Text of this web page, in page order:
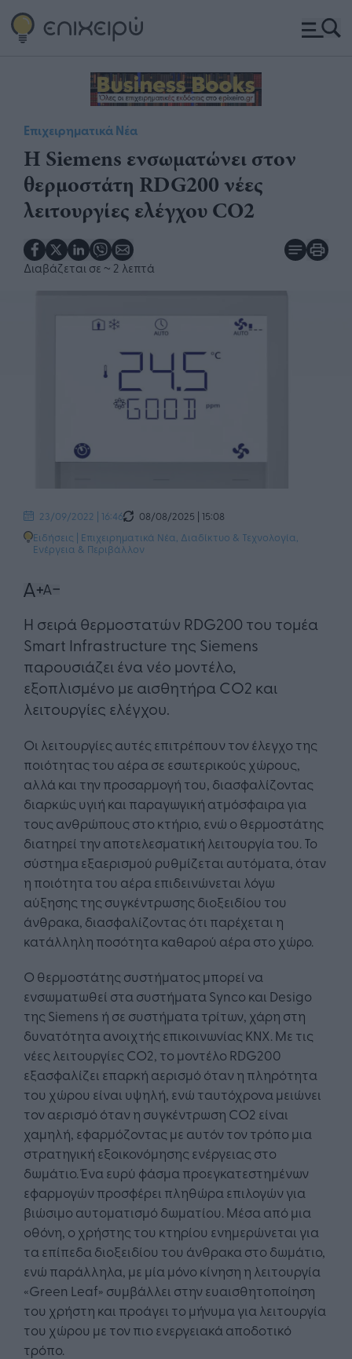
Επιχειρηματικά Νέα
Η Siemens ενσωματώνει στον
θερμοστάτη RDG200 νέες
λειτουργίες ελέγχου CO2
Διαβάζεται σε ~ 2 λεπτά
23/09/2022 | 16:46
08/08/2025 | 15:08
Ειδήσεις | Επιχειρηματικά Νέα Διαδίκτυο & Τεχνολογία
Ενέργεια & Περιβάλλον
Η σειρά θερμοστατών RDG200 του τομέα
Smart Infrastructure της Siemens
παρουσιάζει ένα νέο μοντέλο,
εξοπλισμένο με αισθητήρα CO2 και
λειτουργίες ελέγχου.
Οι λειτουργίες αυτές επιτρέπουν τον έλεγχο της
ποιότητας του αέρα σε εσωτερικούς χώρους,
αλλά και την προσαρμογή του, διασφαλίζοντας
διαρκώς υγιή και παραγωγική ατμόσφαιρα για
τους ανθρώπους στο κτήριο, ενώ ο θερμοστάτης
διατηρεί την αποτελεσματική λειτουργία του. Το
σύστημα εξαερισμού ρυθμίζεται αυτόματα, όταν
η ποιότητα του αέρα επιδεινώνεται λόγω
αύξησης της συγκέντρωσης διοξειδίου του
άνθρακα, διασφαλίζοντας ότι παρέχεται η
κατάλληλη ποσότητα καθαρού αέρα στο χώρο.
Ο θερμοστάτης συστήματος μπορεί να
ενσωματωθεί στα συστήματα Synco και Desigo
της Siemens ή σε συστήματα τρίτων, χάρη στη
δυνατότητα ανοιχτής επικοινωνίας KNX. Με τις
νέες λειτουργίες CO2, το μοντέλο RDG200
εξασφαλίζει επαρκή αερισμό όταν η πληρότητα
του χώρου είναι υψηλή, ενώ ταυτόχρονα μειώνει
τον αερισμό όταν η συγκέντρωση CO2 είναι
χαμηλή, εφαρμόζοντας με αυτόν τον τρόπο μια
στρατηγική εξοικονόμησης ενέργειας στο
δωμάτιο. Ένα ευρύ φάσμα προεγκατεστημένων
εφαρμογών προσφέρει πληθώρα επιλογών για
βιώσιμο αυτοματισμό δωματίου. Μέσα από μια
οθόνη, ο χρήστης του κτηρίου ενημερώνεται για
τα επίπεδα διοξειδίου του άνθρακα στο δωμάτιο,
ενώ παράλληλα, με μία μόνο κίνηση η λειτουργία
«Green Leaf» συμβάλλει στην ευαισθητοποίηση
του χρήστη και προάγει το μήνυμα για λειτουργία
του χώρου με τον πιο ενεργειακά αποδοτικό
τρόπο.